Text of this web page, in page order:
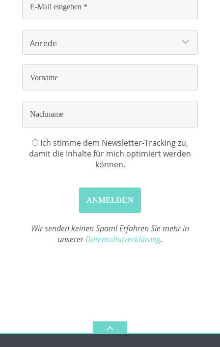
Ich stimme dem Newsletter-Tracking zu,
damit die Inhalte für mich optimiert werden
können.
Wir senden keinen Spam! Erfahren Sie mehr in
unsererDatenschutzerklärung.